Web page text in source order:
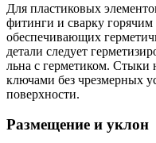
Для пластиковых
фитинги и сварку
обеспечивающих
детали следует
льна с герметиком. Стыки
ключами без чрезмерных
поверхности.
Размещение и уклон